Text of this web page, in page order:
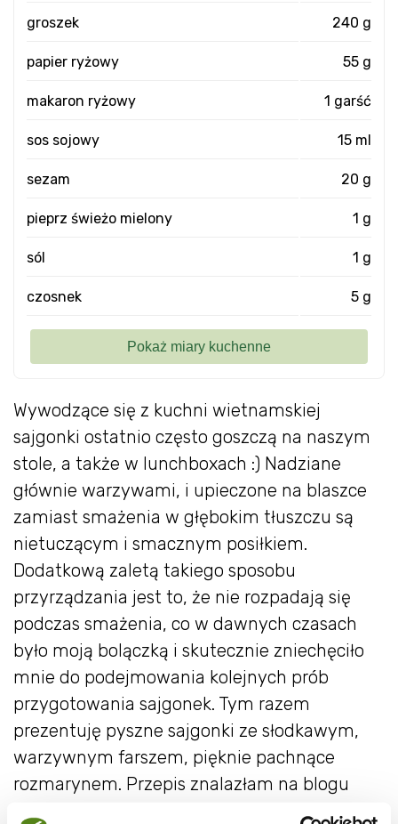
Wywodzące się z kuchni wietnamskiej
sajgonki ostatnio często goszczą na naszym
stole, a także w lunchboxach :) Nadziane
głównie warzywami, i upieczone na blaszce
zamiast smażenia w głębokim tłuszczu są
nietuczącym i smacznym posiłkiem.
Dodatkową zaletą takiego sposobu
przyrządzania jest to, że nie rozpadają się
podczas smażenia, co w dawnych czasach
było moją bolączką i skutecznie zniechęciło
mnie do podejmowania kolejnych prób
przygotowania sajgonek. Tym razem
prezentuję pyszne sajgonki ze słodkawym,
warzywnym farszem, pięknie pachnące
rozmarynem. Przepis znalazłam na blogu
groszek 240 g
papier ryżowy 55 g
makaron ryżowy 1 garść
sos sojowy 15 ml
sezam 20 g
pieprz świeżo mielony 1 g
sól 1 g
czosnek 5 g